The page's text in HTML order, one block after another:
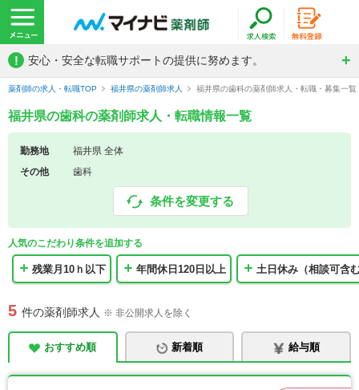
! 安心・安全な転職サポートの提供に努めます。
薬剤師の求人・転職TOP 福井県の薬剤師求人 福井県の歯科の薬剤師求人・転職・募集一覧
福井県の歯科の薬剤師求人・転職情報一覧
勤務地
福井県 全体
その他
歯科
条件を変更する
人気のこだわり条件を追加する
残業月10ｈ以下 年間休日120日以上 土日休み（相談可含
5 件の薬剤師求人 ※ 非公開求人を除く
おすすめ順 新着順 給与順